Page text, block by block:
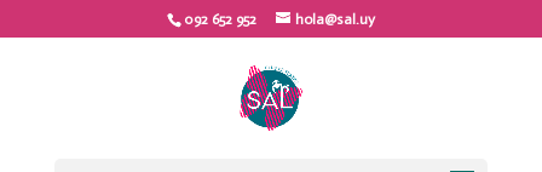
092 652 952 hola@sal.uy